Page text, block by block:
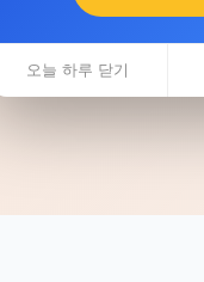
오늘 하루 닫기